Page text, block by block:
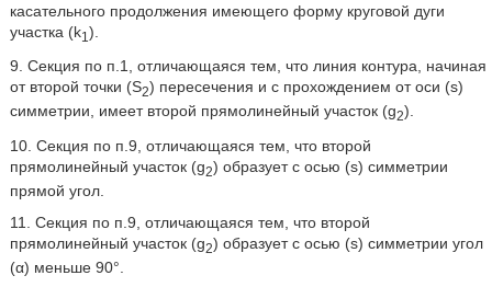
касательного продолжения имеющего форму круговой дуги
участка (k1 ).
9. Секция по п.1, отличающаяся тем, что линия контура, начиная
от второй точки (S2) пересечения и с прохождением от оси (s)
симметрии, имеет второй прямолинейный участок (g2).
10. Секция по п.9, отличающаяся тем, что второй
прямолинейный участок (g2) образует с осью (s) симметрии
прямой угол.
11. Секция по п.9, отличающаяся тем, что второй
прямолинейный участок (g2) образует с осью (s) симметрии угол
(α) меньше 90°.